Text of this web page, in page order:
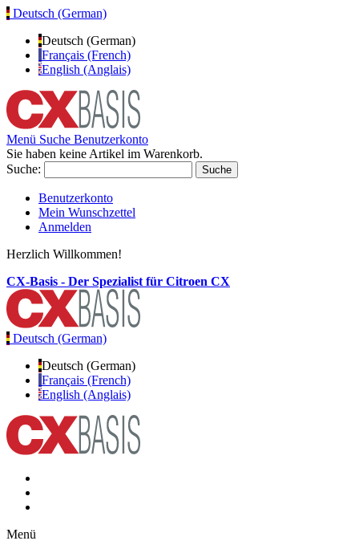
Deutsch (German)
Deutsch (German)
Français (French)
English (Anglais)
Menü Suche Benutzerkonto
Sie haben keine Artikel im Warenkorb.
Suche:
Suche
Benutzerkonto
Mein Wunschzettel
Anmelden
Herzlich Willkommen!
CX-Basis - Der Spezialist für Citroen CX
Deutsch (German)
Deutsch (German)
Français (French)
English (Anglais)
Menü